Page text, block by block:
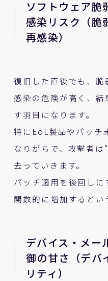
ソフトウェア脆
感染リスク（脆
再感染）
復旧した直後でも、
感染の危険が高く、
す羽目になります。
特にEoL製品やパッチ
なりがちで、攻撃者は
去っていきます。
パッチ適用を後回し
関数的に増加するとい
デバイス・メー
御の甘さ（デバ
リティ）